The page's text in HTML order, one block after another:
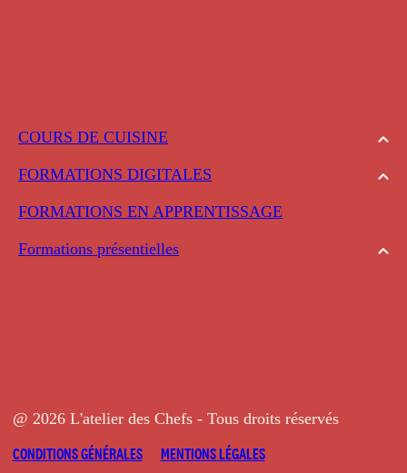
COURS DE CUISINE
FORMATIONS DIGITALES
FORMATIONS EN APPRENTISSAGE
Formations présentielles
@ 2026 L'atelier des Chefs - Tous droits réservés
CONDITIONS GÉNÉRALES
MENTIONS LÉGALES